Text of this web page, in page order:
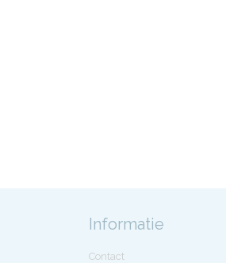
Informatie
Contact